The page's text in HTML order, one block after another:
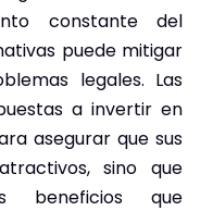
constante del
puede mitigar
legales. Las
a invertir en
asegurar que sus
sino que
beneficios que